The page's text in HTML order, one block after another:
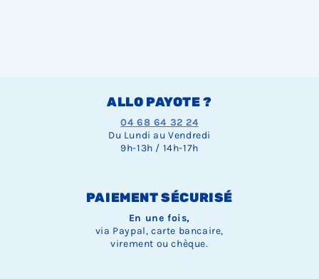
ALLO PAYOTE ?
04 68 64 32 24
Du Lundi au Vendredi
9h-13h / 14h-17h
PAIEMENT SÉCURISÉ
En une fois,
via Paypal, carte bancaire,
virement ou chèque.